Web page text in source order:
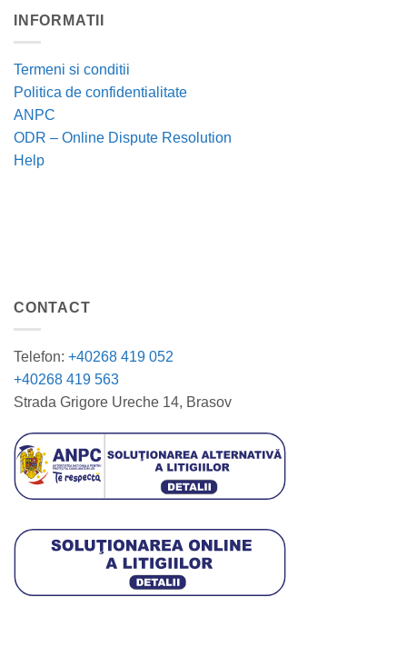
INFORMATII
Termeni si conditii
Politica de confidentialitate
ANPC
ODR – Online Dispute Resolution
Help
CONTACT
Telefon: +40268 419 052
+40268 419 563
Strada Grigore Ureche 14, Brasov